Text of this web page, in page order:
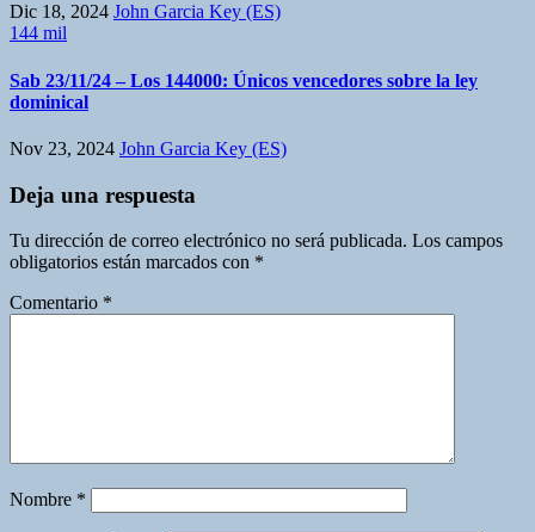
Dic 18, 2024 John Garcia Key (ES)
144 mil
Sab 23/11/24 – Los 144000: Únicos vencedores sobre la ley
dominical
Nov 23, 2024 John Garcia Key (ES)
Deja una respuesta
Tu dirección de correo electrónico no será publicada. Los campos
obligatorios están marcados con *
Comentario *
Nombre *